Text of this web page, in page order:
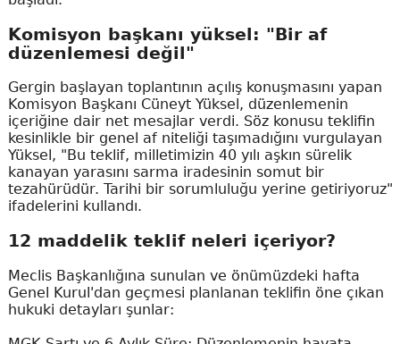
Komisyon başkanı yüksel: "Bir af
düzenlemesi değil"
Gergin başlayan toplantının açılış konuşmasını yapan
Komisyon Başkanı Cüneyt Yüksel, düzenlemenin
içeriğine dair net mesajlar verdi. Söz konusu teklifin
kesinlikle bir genel af niteliği taşımadığını vurgulayan
Yüksel, "Bu teklif, milletimizin 40 yılı aşkın sürelik
kanayan yarasını sarma iradesinin somut bir
tezahürüdür. Tarihi bir sorumluluğu yerine getiriyoruz"
ifadelerini kullandı.
12 maddelik teklif neleri içeriyor?
Meclis Başkanlığına sunulan ve önümüzdeki hafta
Genel Kurul'dan geçmesi planlanan teklifin öne çıkan
hukuki detayları şunlar: